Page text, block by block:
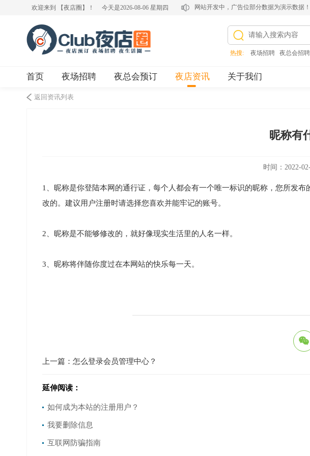
欢迎来到 【夜店圈】！ 今天是2026-08-06 星期四 网站开发中，广告位部分数据为演示数据！
热搜: 夜场招聘 夜总会招聘
首页 夜场招聘 夜总会预订 夜店资讯 关于我们
返回资讯列表
昵称有
时间：2022-
1、昵称是你登陆本网的通行证，每个人都会有一个唯一标识的昵称，您所发
改的。建议用户注册时请选择您喜欢并能牢记的账号。
2、昵称是不能够修改的，就好像现实生活里的人名一样。
3、昵称将伴随你度过在本网站的快乐每一天。
上一篇： 怎么登录会员管理中心？
延伸阅读：
如何成为本站的注册用户？
我要删除信息
互联网防骗指南